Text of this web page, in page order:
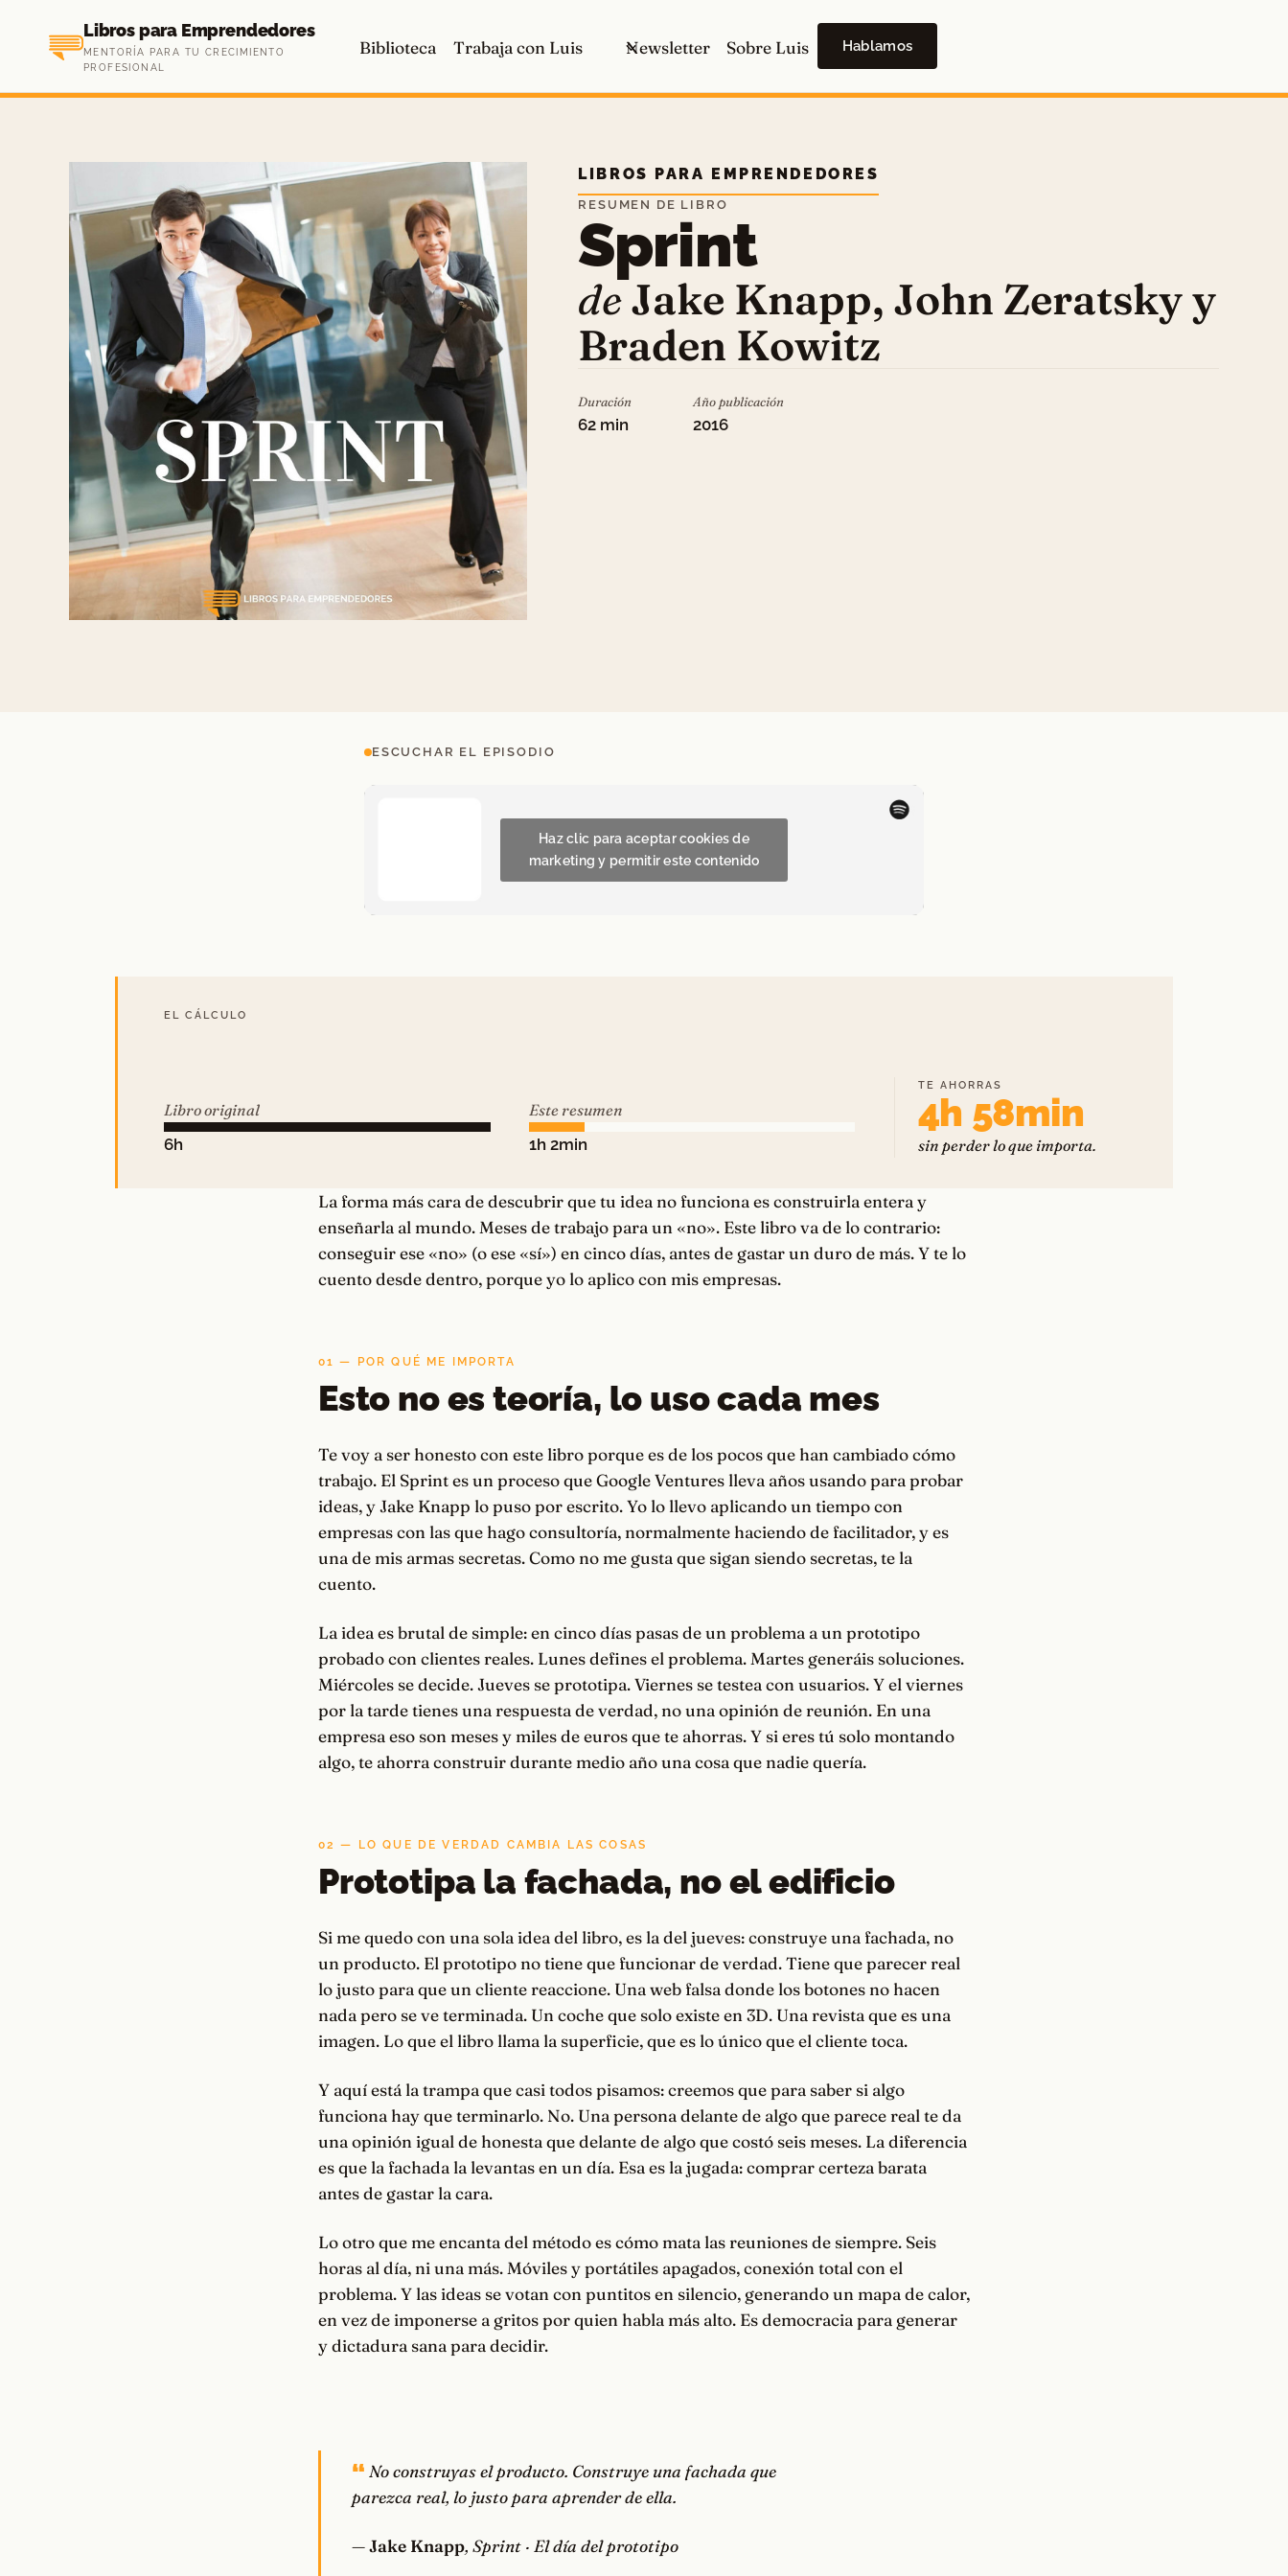
contenido
Libros para Emprendedores
MENTORÍA PARA TU CRECIMIENTO
PROFESIONAL
Biblioteca Trabaja con Luis Newsletter Sobre Luis Hablamos
LIBROS PARA EMPRENDEDORES
RESUMEN DE LIBRO
Sprint
deJake Knapp, John Zeratsky y
Braden Kowitz
Duración
62 min
Año publicación
2016
ESCUCHAR EL EPISODIO
Haz clic para aceptar cookies de
marketing y permitir este contenido
EL CÁLCULO
Libro original
6h
Este resumen
1h 2min
TE AHORRAS
4h 58min
sin perder lo que importa.
La forma más cara de descubrir que tu idea no funciona es construirla entera y
enseñarla al mundo. Meses de trabajo para un «no». Este libro va de lo contrario:
conseguir ese «no» (o ese «sí») en cinco días, antes de gastar un duro de más. Y te lo
cuento desde dentro, porque yo lo aplico con mis empresas.
01 — POR QUÉ ME IMPORTA
Esto no es teoría, lo uso cada mes
Te voy a ser honesto con este libro porque es de los pocos que han cambiado cómo
trabajo. El Sprint es un proceso que Google Ventures lleva años usando para probar
ideas, y Jake Knapp lo puso por escrito. Yo lo llevo aplicando un tiempo con
empresas con las que hago consultoría, normalmente haciendo de facilitador, y es
una de mis armas secretas. Como no me gusta que sigan siendo secretas, te la
cuento.
La idea es brutal de simple: en cinco días pasas de un problema a un prototipo
probado con clientes reales. Lunes defines el problema. Martes generáis soluciones.
Miércoles se decide. Jueves se prototipa. Viernes se testea con usuarios. Y el viernes
por la tarde tienes una respuesta de verdad, no una opinión de reunión. En una
empresa eso son meses y miles de euros que te ahorras. Y si eres tú solo montando
algo, te ahorra construir durante medio año una cosa que nadie quería.
02 — LO QUE DE VERDAD CAMBIA LAS COSAS
Prototipa la fachada, no el edificio
Si me quedo con una sola idea del libro, es la del jueves: construye una fachada, no
un producto. El prototipo no tiene que funcionar de verdad. Tiene que parecer real
lo justo para que un cliente reaccione. Una web falsa donde los botones no hacen
nada pero se ve terminada. Un coche que solo existe en 3D. Una revista que es una
imagen. Lo que el libro llama la superficie, que es lo único que el cliente toca.
Y aquí está la trampa que casi todos pisamos: creemos que para saber si algo
funciona hay que terminarlo. No. Una persona delante de algo que parece real te da
una opinión igual de honesta que delante de algo que costó seis meses. La diferencia
es que la fachada la levantas en un día. Esa es la jugada: comprar certeza barata
antes de gastar la cara.
Lo otro que me encanta del método es cómo mata las reuniones de siempre. Seis
horas al día, ni una más. Móviles y portátiles apagados, conexión total con el
problema. Y las ideas se votan con puntitos en silencio, generando un mapa de calor,
en vez de imponerse a gritos por quien habla más alto. Es democracia para generar
y dictadura sana para decidir.
No construyas el producto. Construye una fachada que
parezca real, lo justo para aprender de ella.
—Jake Knapp, Sprint · El día del prototipo